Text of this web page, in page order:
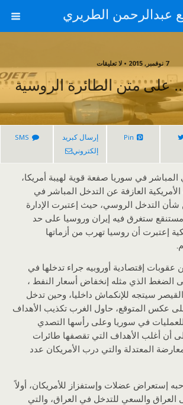
عبدالرحمن الطريري
7 نوفمبر, 2015 • لا تعليقات
.. على متن الطائرة الروسية
Pin
إرسال كبريد
إلكتروني
SMS
في سوريا صفعة قوية لهيبة أمريكا،
الأمريكية العازفة عن التدخل المباشر في
شأن التدخل الروسي، حيث إعتبرت الإدارة
مستنقع ستغرق فيه إيران وروسيا على حد
إعتبرت أن روسيا تهرب من أزماتها
عقوبات إقتصادية أوروبيه جراء تدخلها في
إلى الضغط الذي مثله إنخفاض أسعار النفط ،
سيتجه للإنكماش داخليا، وحين تدخل
عكس المتوقع، حاول الغرب تكذيب الأهداف
في سوريا وعلى رأسها التصدي
أن أغلب الأهداف التي تقصفها طائرات
المعتدلة والتي درب الأمريكان عدد
إستعراض عضلات وإستفزاز للأمريكان، أولاً
العراق والسعي للتدخل في العراق، والتي